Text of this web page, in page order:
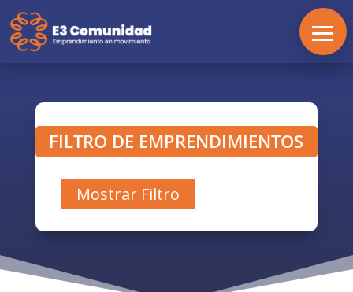
FILTRO DE EMPRENDIMIENTOS
Mostrar Filtro